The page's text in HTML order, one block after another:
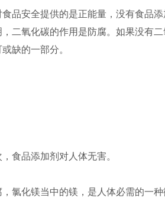
品安全提供的是正能量，没有食品
二氧化碳的作用是防腐。如果没有
缺的一部分。
食品添加剂对人体无害。
氯化镁当中的镁，是人体必需的一